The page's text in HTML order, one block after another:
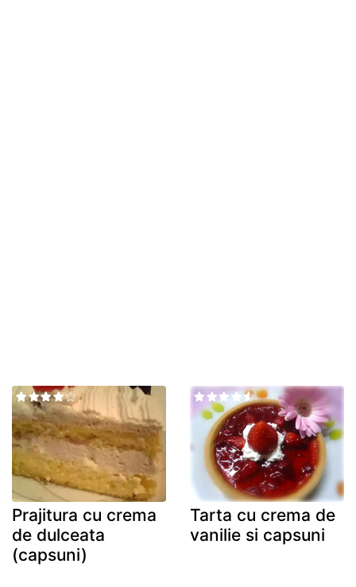
Prajitura cu crema
de dulceata
(capsuni)
Tarta cu crema de
vanilie si capsuni